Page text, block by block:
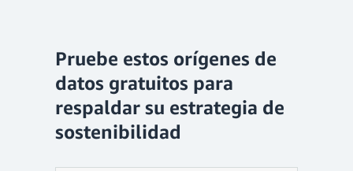
Pruebe estos orígenes de
datos gratuitos para
respaldar su estrategia de
sostenibilidad